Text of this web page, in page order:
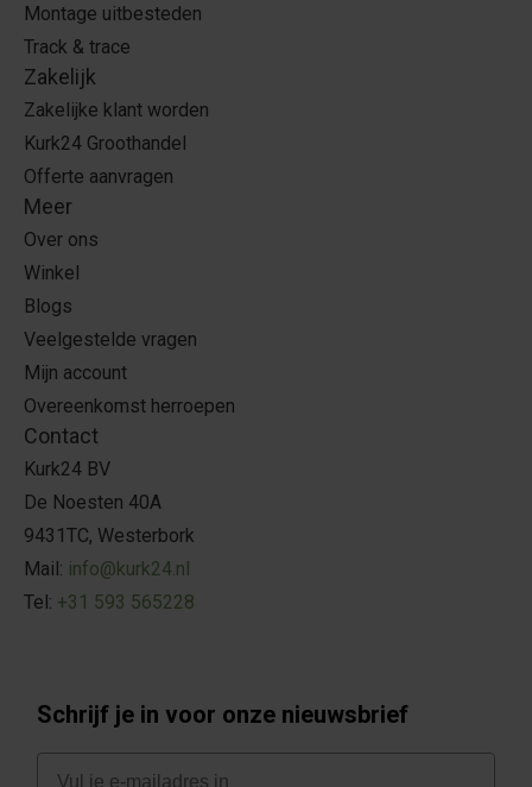
Montage uitbesteden
Track & trace
Zakelijk
Zakelijke klant worden
Kurk24 Groothandel
Offerte aanvragen
Meer
Over ons
Winkel
Blogs
Veelgestelde vragen
Mijn account
Overeenkomst herroepen
Contact
Kurk24 BV
De Noesten 40A
9431TC, Westerbork
Mail: info@kurk24.nl
Tel: +31 593 565228
Schrijf je in voor onze nieuwsbrief
E-mail